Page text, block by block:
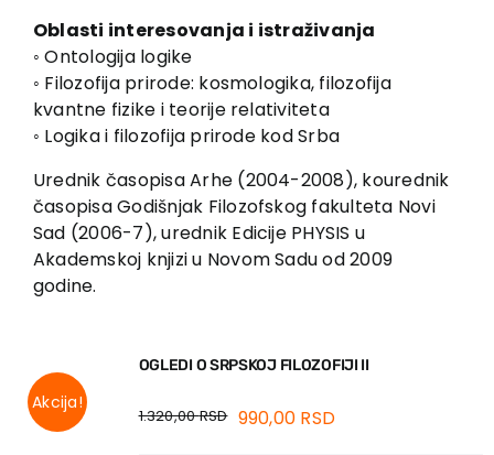
Oblasti interesovanja i istraživanja
◦ Ontologija logike
◦ Filozofija prirode: kosmologika, filozofija
kvantne fizike i teorije relativiteta
◦ Logika i filozofija prirode kod Srba
Urednik časopisa Arhe (2004-2008), kourednik
časopisa Godišnjak Filozofskog fakulteta Novi
Sad (2006-7), urednik Edicije PHYSIS u
Akademskoj knjizi u Novom Sadu od 2009
godine.
Akcija!
OGLEDI O SRPSKOJ FILOZOFIJI II
1.320,00RSD 990,00 RSD